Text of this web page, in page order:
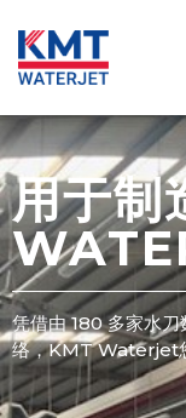
用于制
凭借由 180 多家水
络，KMT Waterjet